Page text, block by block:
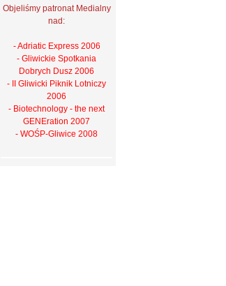
Objeliśmy patronat Medialny
nad:
- Adriatic Express 2006
- Gliwickie Spotkania
Dobrych Dusz 2006
- II Gliwicki Piknik Lotniczy
2006
- Biotechnology - the next
GENEration 2007
- WOŚP-Gliwice 2008